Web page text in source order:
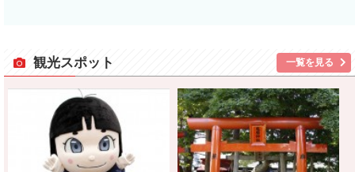
観光スポット 一覧を見る